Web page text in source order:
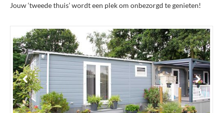
Jouw ‘tweede thuis’ wordt een plek om onbezorgd te genieten!